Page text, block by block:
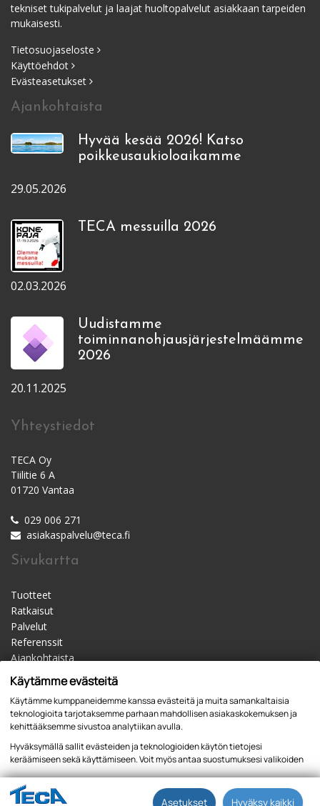
tekniset tukipalvelut ja laajat huoltopalvelut asiakkaan tarpeiden
mukaisesti.
Tietosuojaseloste
Käyttöehdot
Evästeasetukset
Ajankohtaista
Hyvää kesää 2026! Katso
poikkeusaukioloaikamme
29.05.2026
TECA messuilla 2026
02.03.2026
Uudistamme
toiminnanohjausjärjestelmäämme
2026
20.11.2025
Yhteystiedot
TECA Oy
Tiilitie 6 A
01720 Vantaa
029 006 271
asiakaspalvelu@teca.fi
Sivukartta
Tuotteet
Ratkaisut
Palvelut
Referenssit
Ajankohtaista
Materiaalipankki
Yhteystiedot
Jälleenmyyjät
Käytämme evästeitä
Käytämme kumppaneidemme kanssa evästeitä ja muita samankaltaisia
teknologioita tarjotaksemme parhaan mahdollisen asiakaskokemuksen ja
kehittääksemme sivustoa analytiikan avulla.
Hyväksymällä sallit evästeiden ja teknologioiden käytön tietojesi
keräämiseen sekä käyttämiseen. Voit myös antaa suostumuksesi valikoiden
kautta klikkaamalla “Asetukset” painiketta.
Tietosuojaseloste
Asetukset Hyväksy kaikki